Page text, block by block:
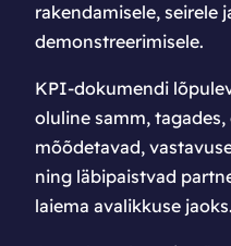
rakendamisele, seirele
demonstreerimisele.
KPI-dokumendi
oluline samm,
mõõdetavad,
ning läbipaistvad
laiema avalikkuse jaoks.